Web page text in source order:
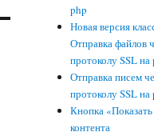
php
Новая версия
Отправка файлов
протоколу SSL на
Отправка писем
протоколу SSL на
Кнопка
контента